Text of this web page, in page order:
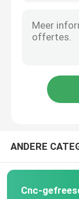
ANDERE
Cnc-